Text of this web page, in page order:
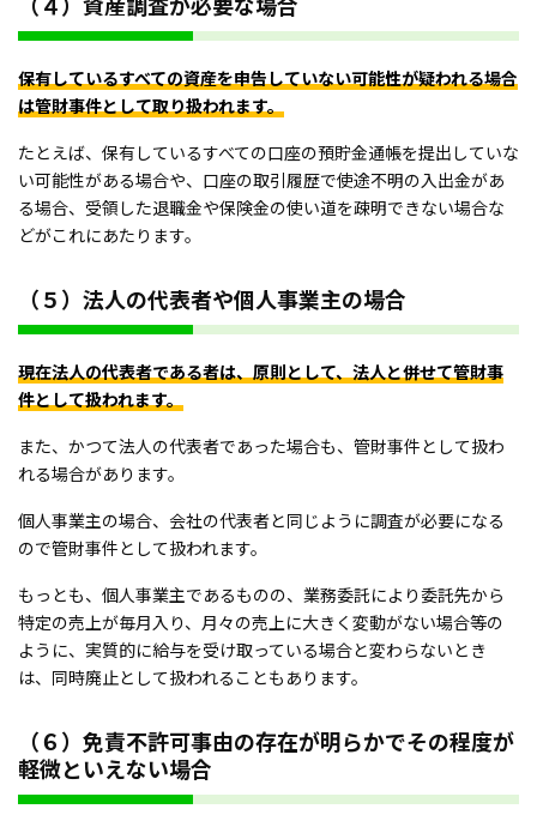
保有しているすべての資産を申告していない可能性が疑われる場合
は管財事件として取り扱われます。
たとえば、保有しているすべての口座の預貯金通帳を提出していな
い可能性がある場合や、口座の取引履歴で使途不明の入出金があ
る場合、受領した退職金や保険金の使い道を疎明できない場合な
どがこれにあたります。
（５）法人の代表者や個人事業主の場合
現在法人の代表者である者は、原則として、法人と併せて管財事
件として扱われます。
また、かつて法人の代表者であった場合も、管財事件として扱わ
れる場合があります。
個人事業主の場合、会社の代表者と同じように調査が必要になる
ので管財事件として扱われます。
もっとも、個人事業主であるものの、業務委託により委託先から
特定の売上が毎月入り、月々の売上に大きく変動がない場合等の
ように、実質的に給与を受け取っている場合と変わらないとき
は、同時廃止として扱われることもあります。
（６）免責不許可事由の存在が明らかでその程度が
軽微といえない場合